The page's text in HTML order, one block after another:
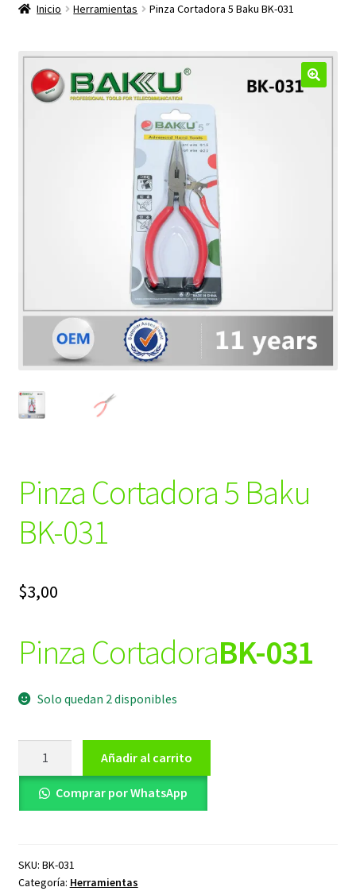
productos
Inicio Herramientas Pinza Cortadora 5 Baku BK-031
Pinza Cortadora 5 Baku
BK-031
$3,00
Pinza CortadoraBK-031
Solo quedan 2 disponibles
Baku
cantidad
Añadir al carrito
Comprar por WhatsApp
SKU: BK-031
Categoría: Herramientas